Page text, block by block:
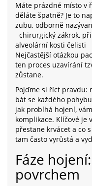
Máte prázdné místo v
děláte špatně? Je to
zubu, odborně
chirurgický zákrok,
alveolární kosti čelisti
Nejčastější otázkou
ten proces uzavírání
zůstane.
Pojďme si říct pravdu:
bát se každého
jak probíhá hojení,
komplikace. Klíčové je
přestane krvácet a co
tam často vyrůstá a
Fáze
povrchem